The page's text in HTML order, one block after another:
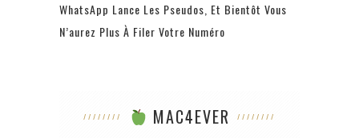
WhatsApp Lance Les Pseudos, Et Bientôt Vous
N’aurez Plus À Filer Votre Numéro
MAC4EVER